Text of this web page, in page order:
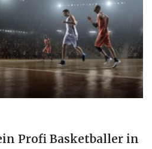
Profi Basketballer in